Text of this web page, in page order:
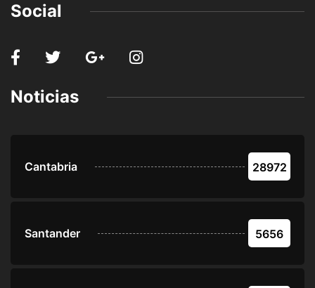
Social
Noticias
Cantabria 28972
Santander 5656